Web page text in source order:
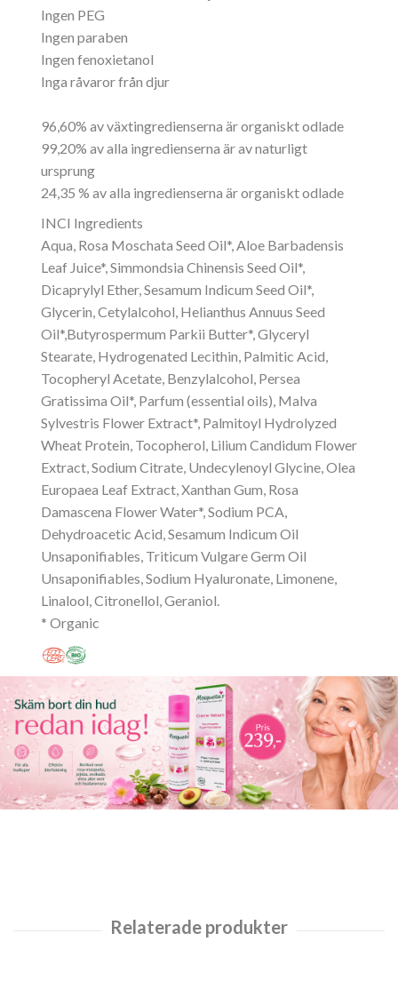
Ingen PEG
Ingen paraben
Ingen fenoxietanol
Inga råvaror från djur
96,60% av växtingredienserna är organiskt odlade
99,20% av alla ingredienserna är av naturligt
ursprung
24,35 % av alla ingredienserna är organiskt odlade
INCI Ingredients
Aqua, Rosa Moschata Seed Oil*, Aloe Barbadensis
Leaf Juice*, Simmondsia Chinensis Seed Oil*,
Dicaprylyl Ether, Sesamum Indicum Seed Oil*,
Glycerin, Cetylalcohol, Helianthus Annuus Seed
Oil*,Butyrospermum Parkii Butter*, Glyceryl
Stearate, Hydrogenated Lecithin, Palmitic Acid,
Tocopheryl Acetate, Benzylalcohol, Persea
Gratissima Oil*, Parfum (essential oils), Malva
Sylvestris Flower Extract*, Palmitoyl Hydrolyzed
Wheat Protein, Tocopherol, Lilium Candidum Flower
Extract, Sodium Citrate, Undecylenoyl Glycine, Olea
Europaea Leaf Extract, Xanthan Gum, Rosa
Damascena Flower Water*, Sodium PCA,
Dehydroacetic Acid, Sesamum Indicum Oil
Unsaponifiables, Triticum Vulgare Germ Oil
Unsaponifiables, Sodium Hyaluronate, Limonene,
Linalool, Citronellol, Geraniol.
* Organic